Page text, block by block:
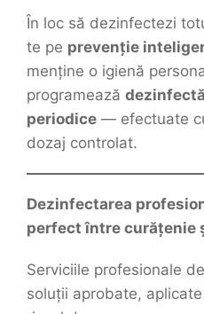
În loc să dezinfectezi
te pe prevenție
menține o igienă
programează
periodice — efectuate
dozaj controlat.
Dezinfectarea
perfect între curățenie
Serviciile profesionale
soluții aprobate,